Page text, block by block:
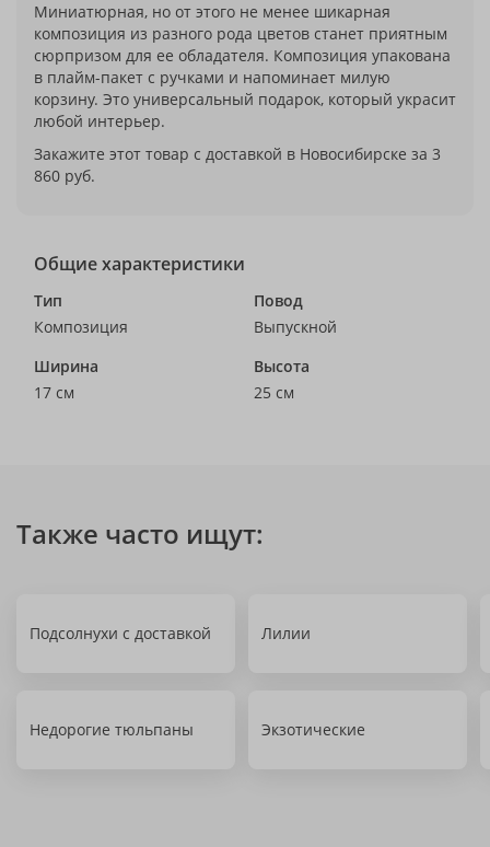
Миниатюрная, но от этого не менее шикарная
композиция из разного рода цветов станет приятным
сюрпризом для ее обладателя. Композиция упакована
в плайм-пакет с ручками и напоминает милую
корзину. Это универсальный подарок, который украсит
любой интерьер.
Закажите этот товар с доставкой в Новосибирске за 3
860 руб.
Общие характеристики
Тип
Композиция
Повод
Выпускной
Ширина
17 см
Высота
25 см
Также часто ищут:
Подсолнухи с доставкой Лилии
Недорогие тюльпаны Экзотические